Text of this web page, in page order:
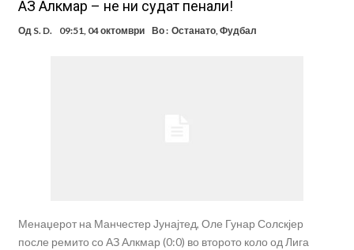
АЗ Алкмар – не ни судат пенали!
Од S. D. 09:51, 04 октомври Во : Останато, Фудбал
Менаџерот на Манчестер Јунајтед, Оле Гунар Солскјер
после ремито со АЗ Алкмар (0:0) во второто коло од Лига